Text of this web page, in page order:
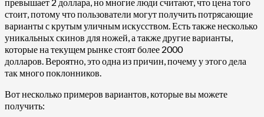
стоит, потому что пользователи могут получить потрясающие
варианты с крутым уличным искусством. Есть также несколько
уникальных скинов для ножей, а также другие варианты,
которые на текущем рынке стоят более 2000
долларов. Вероятно, это одна из причин, почему у этого дела
так много поклонников.
Вот несколько примеров вариантов, которые вы можете
получить: